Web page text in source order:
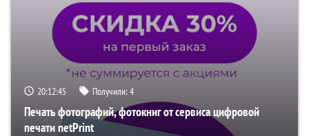
20:12:44 Получили:4
Печать фотографий, фотокниг от сервиса цифровой
печати netPrint